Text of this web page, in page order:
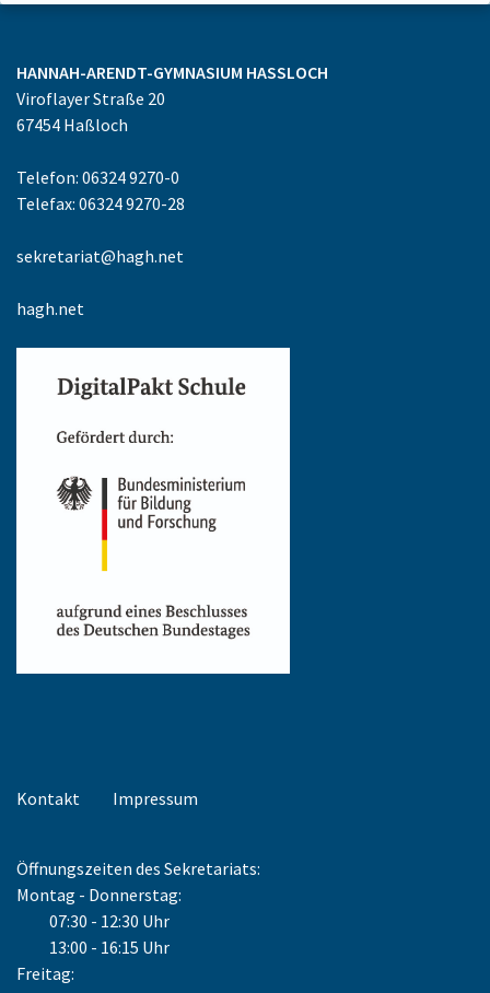
HANNAH-ARENDT-GYMNASIUM HASSLOCH
Viroflayer Straße 20
67454 Haßloch
Telefon: 06324 9270-0
Telefax: 06324 9270-28
sekretariat@hagh.net
hagh.net
Kontakt Impressum
Öffnungszeiten des Sekretariats:
Montag - Donnerstag:
07:30 - 12:30 Uhr
13:00 - 16:15 Uhr
Freitag: